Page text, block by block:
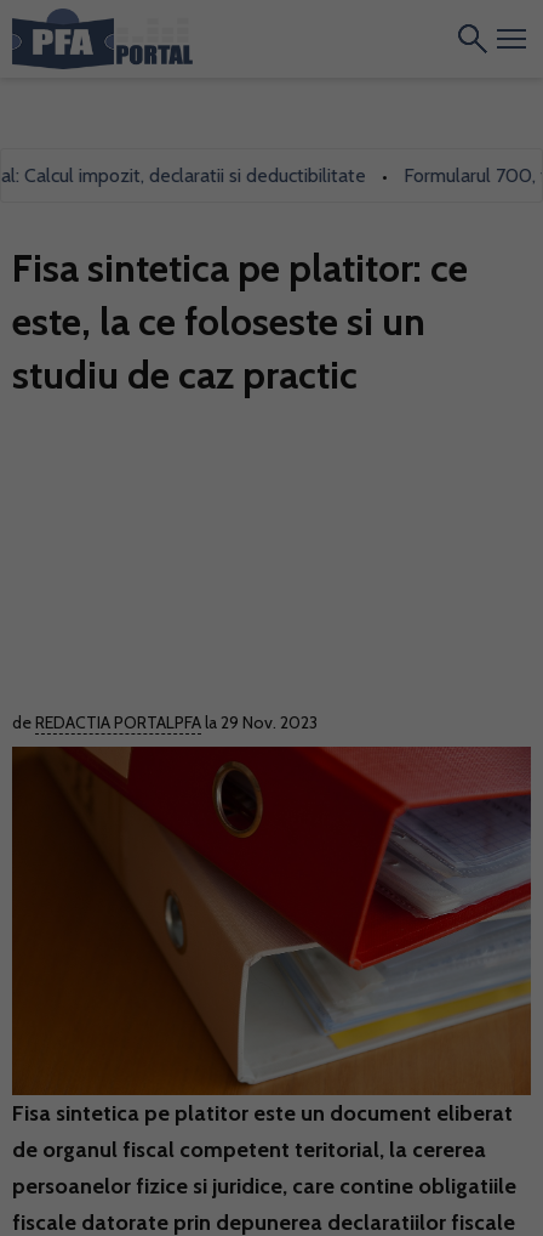
impozit, declaratii si deductibilitate • Formularul 700,
Fisa sintetica pe platitor: ce
este, la ce foloseste si un
studiu de caz practic
de REDACTIA PORTALPFA la 29 Nov. 2023
Fisa sintetica pe platitor este un document eliberat
de organul fiscal competent teritorial, la cererea
persoanelor fizice si juridice, care contine obligatiile
fiscale datorate prin depunerea declaratiilor fiscale